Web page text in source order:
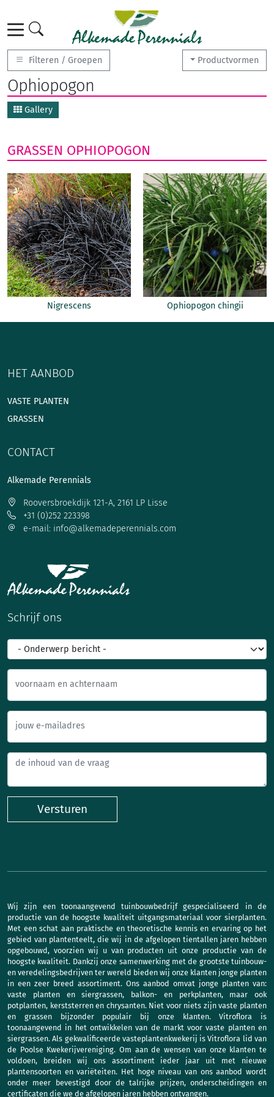
Productvormen
Filteren / Groepen
Ophiopogon
Gallery
GRASSEN OPHIOPOGON
Nigrescens Ophiopogon chingii
HET AANBOD
VASTE PLANTEN
GRASSEN
CONTACT
Alkemade Perennials
Rooversbroekdijk 121-A, 2161 LP Lisse
+31 (0)252 223398
e-mail: info@alkemadeperennials.com
Schrijf ons
voornaam en achternaam
jouw e-mailadres
Versturen
Wij zijn een toonaangevend tuinbouwbedrijf gespecialiseerd in de
productie van de hoogste kwaliteit uitgangsmateriaal voor sierplanten.
Met een schat aan praktische en theoretische kennis en ervaring op het
gebied van plantenteelt, die wij in de afgelopen tientallen jaren hebben
opgebouwd, voorzien wij u van producten uit onze productie van de
hoogste kwaliteit. Dankzij onze samenwerking met de grootste tuinbouw-
en veredelingsbedrijven ter wereld bieden wij onze klanten jonge planten
in een zeer breed assortiment. Ons aanbod omvat jonge planten van:
vaste planten en siergrassen, balkon- en perkplanten, maar ook
potplanten, kerststerren en chrysanten. Niet voor niets zijn vaste planten
en grassen bijzonder populair bij onze klanten. Vitroflora is
toonaangevend in het ontwikkelen van de markt voor vaste planten en
siergrassen. Als gekwalificeerde vasteplantenkwekerij is Vitroflora lid van
de Poolse Kwekerijvereniging. Om aan de wensen van onze klanten te
voldoen, breiden wij ons assortiment ieder jaar uit met nieuwe
plantensoorten en variëteiten. Het hoge niveau van ons aanbod wordt
onder meer bevestigd door de talrijke prijzen, onderscheidingen en
certificaten die we de afgelopen jaren hebben ontvangen.